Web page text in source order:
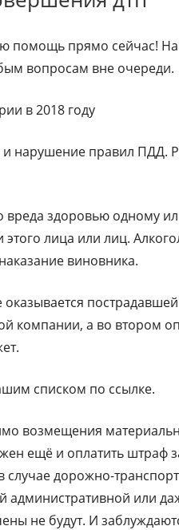
помощь прямо сейчас!
вопросам вне очереди.
в 2018 году
нарушение правил ПДД.
вреда здоровью одному
лица или лиц.
виновника.
компании, а во втором
списком по ссылке.
возмещения
ещё и оплатить штраф
случае дорожно-
административной или
не будут. И